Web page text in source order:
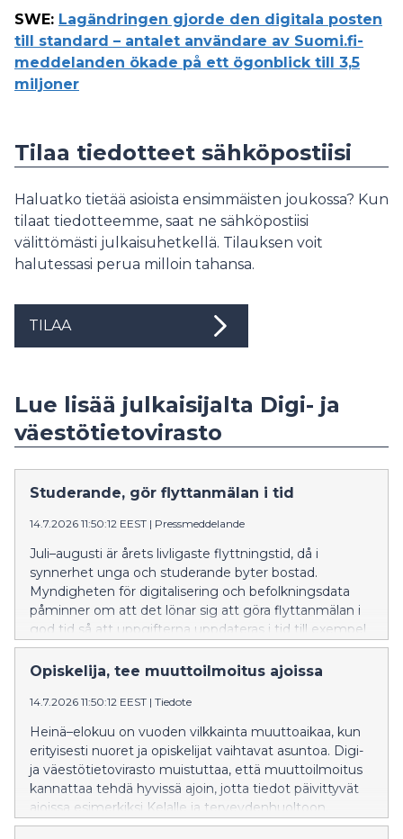
SWE: Lagändringen gjorde den digitala posten
till standard – antalet användare av Suomi.fi-
meddelanden ökade på ett ögonblick till 3,5
miljoner
Tilaa tiedotteet sähköpostiisi
Haluatko tietää asioista ensimmäisten joukossa? Kun
tilaat tiedotteemme, saat ne sähköpostiisi
välittömästi julkaisuhetkellä. Tilauksen voit
halutessasi perua milloin tahansa.
TILAA
Lue lisää julkaisijalta Digi- ja
väestötietovirasto
Studerande, gör flyttanmälan i tid
14.7.2026 11:50:12 EEST | Pressmeddelande
Juli–augusti är årets livligaste flyttningstid, då i
synnerhet unga och studerande byter bostad.
Myndigheten för digitalisering och befolkningsdata
påminner om att det lönar sig att göra flyttanmälan i
god tid så att uppgifterna uppdateras i tid till exempel
till FPA och hälso- och sjukvården.
Opiskelija, tee muuttoilmoitus ajoissa
14.7.2026 11:50:12 EEST | Tiedote
Heinä–elokuu on vuoden vilkkainta muuttoaikaa, kun
erityisesti nuoret ja opiskelijat vaihtavat asuntoa. Digi-
ja väestötietovirasto muistuttaa, että muuttoilmoitus
kannattaa tehdä hyvissä ajoin, jotta tiedot päivittyvät
ajoissa esimerkiksi Kelalle ja terveydenhuoltoon.